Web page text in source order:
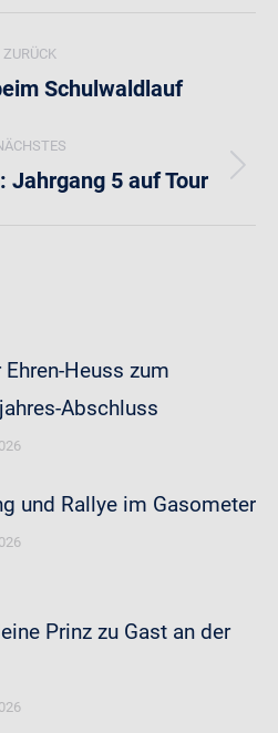
ZURÜCK
Vorheriger
Schulwaldlauf
Nächster
Jahrgang 5 auf Tour
Ehren-Heuss zum
Abschluss
und Rallye im Gasometer
Prinz zu Gast an der